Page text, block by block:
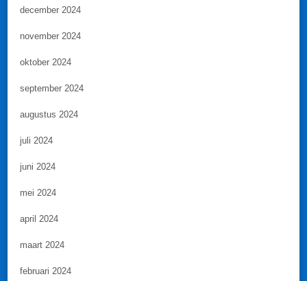
december 2024
november 2024
oktober 2024
september 2024
augustus 2024
juli 2024
juni 2024
mei 2024
april 2024
maart 2024
februari 2024